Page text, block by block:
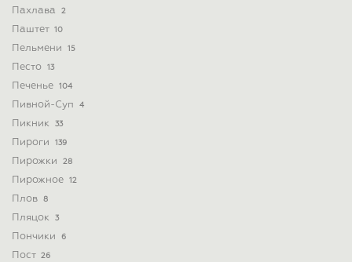
Пахлава 2
Паштет 10
Пельмени 15
Песто 13
Печенье 104
Пивной-Суп 4
Пикник 33
Пироги 139
Пирожки 28
Пирожное 12
Плов 8
Пляцок 3
Пончики 6
Пост 26